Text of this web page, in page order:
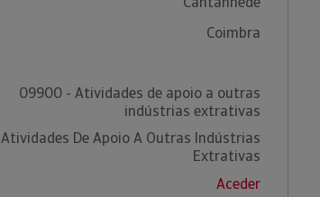
Coimbra
09900 - Atividades de apoio a outras
indústrias extrativas
Atividades De Apoio A Outras Indústrias
Extrativas
Aceder